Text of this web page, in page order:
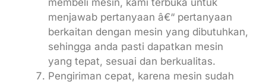
membeli mesin, kami terbuka untuk
menjawab pertanyaan â€“ pertanyaan
berkaitan dengan mesin yang dibutuhkan,
sehingga anda pasti dapatkan mesin
yang tepat, sesuai dan berkualitas.
Pengiriman cepat, karena mesin sudah